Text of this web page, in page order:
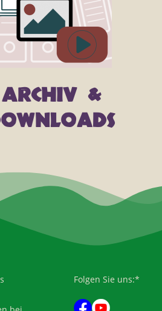
Archiv &
Folgen Sie uns:*